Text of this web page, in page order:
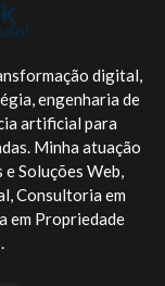
digital,
engenharia de
artificial para
Minha atuação
Soluções Web,
Consultoria em
em Propriedade